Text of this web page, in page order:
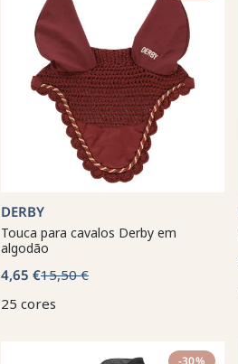
DERBY
Touca para cavalos Derby em
algodão
4,65 €15,50 €
25 cores
-30%